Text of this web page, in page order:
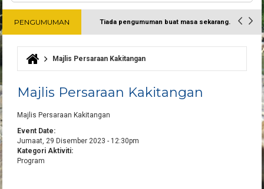
PENGUMUMAN Tiada pengumuman buat masa sekarang.
Harap maklum
Anda di sini
Majlis Persaraan Kakitangan
Majlis Persaraan Kakitangan
Majlis Persaraan Kakitangan
Event Date:
Jumaat, 29 Disember 2023 - 12:30pm
Kategori Aktiviti:
Program